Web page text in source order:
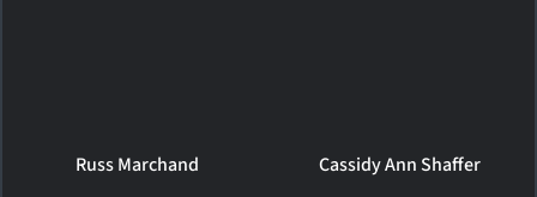
Russ Marchand Cassidy Ann Shaffer